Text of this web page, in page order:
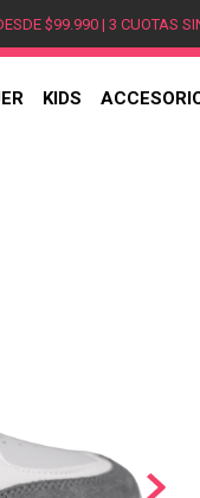
$99.990 | 3 CUOTAS
KIDS
new balance